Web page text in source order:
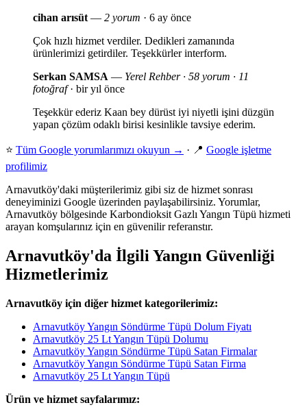
cihan arısüt— 2 yorum · 6 ay önce
Çok hızlı hizmet verdiler. Dedikleri zamanında
ürünlerimizi getirdiler. Teşekkürler interform.
Serkan SAMSA — Yerel Rehber · 58 yorum · 11
fotoğraf· bir yıl önce
Teşekkür ederiz Kaan bey dürüst iyi niyetli işini düzgün
yapan çözüm odaklı birisi kesinlikle tavsiye ederim.
⭐ Tüm Google yorumlarımızı okuyun → · 📍 Google işletme
profilimiz
Arnavutköy'daki müşterilerimiz gibi siz de hizmet sonrası
deneyiminizi Google üzerinden paylaşabilirsiniz. Yorumlar,
Arnavutköy bölgesinde Karbondioksit Gazlı Yangın Tüpü hizmeti
arayan komşularınız için en güvenilir referanstır.
Arnavutköy'da İlgili Yangın Güvenliği
Hizmetlerimiz
Arnavutköy için diğer hizmet kategorilerimiz:
Arnavutköy Yangın Söndürme Tüpü Dolum Fiyatı
Arnavutköy 25 Lt Yangın Tüpü Dolumu
Arnavutköy Yangın Söndürme Tüpü Satan Firmalar
Arnavutköy Yangın Söndürme Tüpü Satan Firma
Arnavutköy 25 Lt Yangın Tüpü
Ürün ve hizmet sayfalarımız: